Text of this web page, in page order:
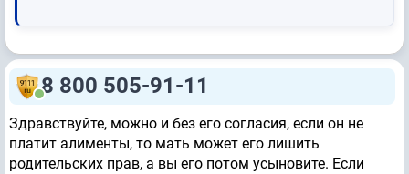
8 800 505-91-11
Здравствуйте, можно и без его согласия, если он не
платит алименты, то мать может его лишить
родительских прав, а вы его потом усыновите. Если